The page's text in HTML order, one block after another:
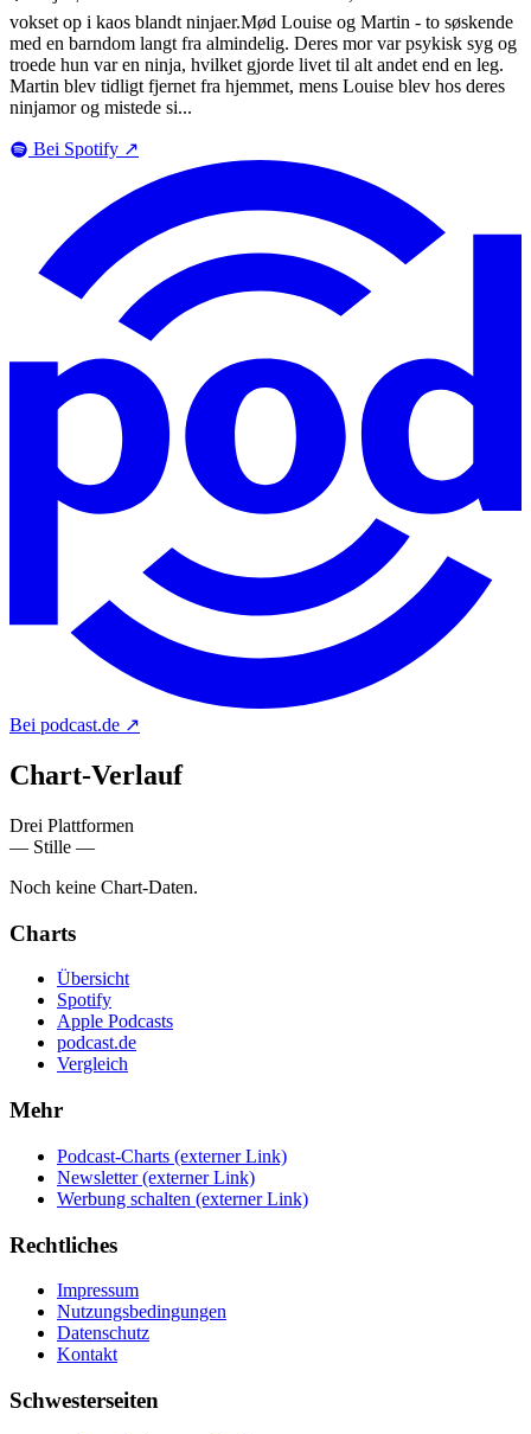
vokset op i kaos blandt ninjaer.Mød Louise og Martin - to søskende
med en barndom langt fra almindelig. Deres mor var psykisk syg og
troede hun var en ninja, hvilket gjorde livet til alt andet end en leg.
Martin blev tidligt fjernet fra hjemmet, mens Louise blev hos deres
ninjamor og mistede si...
Bei Spotify ↗
Bei podcast.de ↗
Chart-Verlauf
Drei Plattformen
— Stille —
Noch keine Chart-Daten.
Charts
Übersicht
Spotify
Apple Podcasts
podcast.de
Vergleich
Mehr
Podcast-Charts (externer Link)
Newsletter (externer Link)
Werbung schalten (externer Link)
Rechtliches
Impressum
Nutzungsbedingungen
Datenschutz
Kontakt
Schwesterseiten